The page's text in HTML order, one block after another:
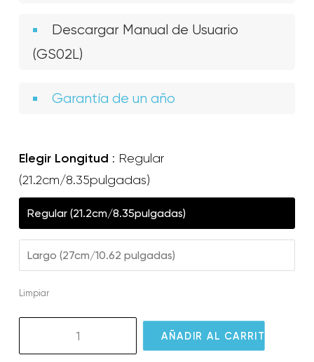
Descargar Manual de Usuario
(GS02L)
Garantía de un año
Elegir Longitud
Regular
(21.2cm/8.35pulgadas)
Regular (21.2cm/8.35pulgadas)
Largo (27cm/10.62 pulgadas)
Limpiar
AÑADIR AL CARRITO